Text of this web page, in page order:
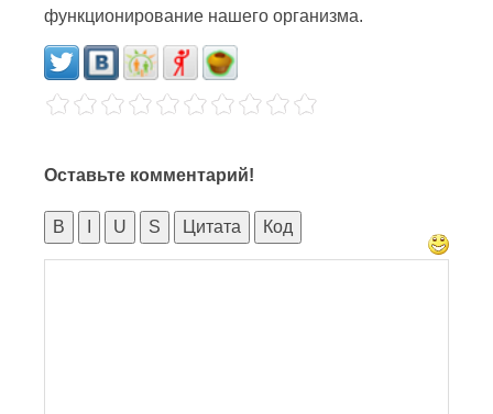
функционирование нашего организма.
Оставьте комментарий!
B U S Цитата Код